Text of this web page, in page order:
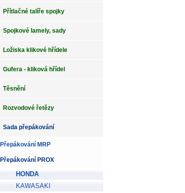
Přítlačné talíře spojky
Spojkové lamely, sady
Ložiska klikové hřídele
Gufera - kliková hřídel
Těsnění
Rozvodové řetězy
Sada přepákování
Přepákování MRP
Přepákování PROX
HONDA
KAWASAKI